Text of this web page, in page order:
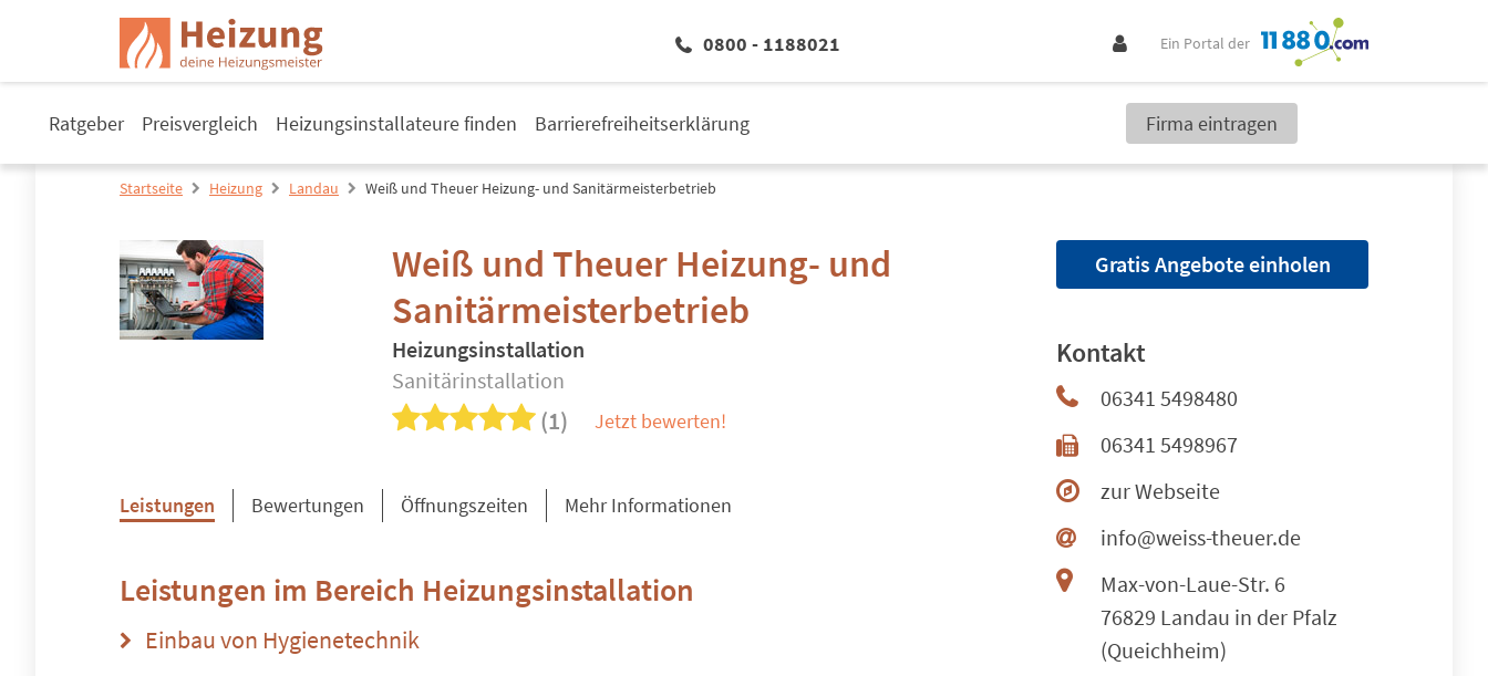
0800 - 1188021 Ein Portal der
Ratgeber Preisvergleich Heizungsinstallateure finden Barrierefreiheitserklärung Firma eintragen
Startseite Heizung Landau Weiß und Theuer Heizung- und Sanitärmeisterbetrieb
Weiß und Theuer Heizung- und
Sanitärmeisterbetrieb
Heizungsinstallation
Sanitärinstallation
(1) Jetzt bewerten!
Leistungen Bewertungen Öffnungszeiten Mehr Informationen
Leistungen im Bereich Heizungsinstallation
Einbau von Hygienetechnik
Gratis Angebote einholen
Kontakt
06341 5498480
06341 5498967
zur Webseite
info@weiss-theuer.de
Max-von-Laue-Str. 6
76829 Landau in der Pfalz
(Queichheim)